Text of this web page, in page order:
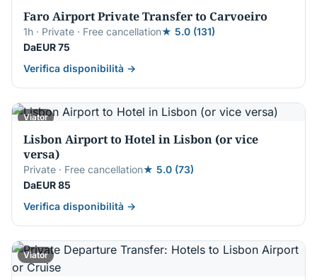
Faro Airport Private Transfer to Carvoeiro
1h · Private · Free cancellation★ 5.0 (131)
DaEUR 75
Verifica disponibilità →
Viator
Lisbon Airport to Hotel in Lisbon (or vice
versa)
Private · Free cancellation★ 5.0 (73)
DaEUR 85
Verifica disponibilità →
Viator